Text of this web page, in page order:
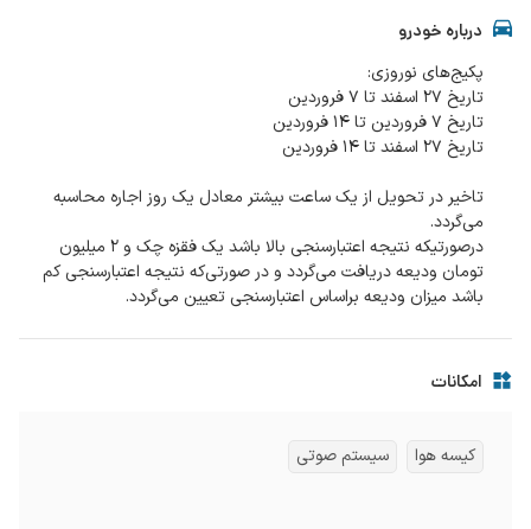
درباره خودرو
تاخیر در تحویل از یک ساعت بیشتر معادل یک روز اجاره محاسبه
درصورتیکه نتیجه اعتبارسنجی بالا باشد یک فقزه چک و 2 میلیون
تومان ودیعه دریافت می‌گردد و در صورتی‌که نتیجه اعتبارسنجی کم
باشد میزان ودیعه براساس اعتبارسنجی تعیین می‌‌گردد.
امکانات
کیسه هوا سیستم صوتی